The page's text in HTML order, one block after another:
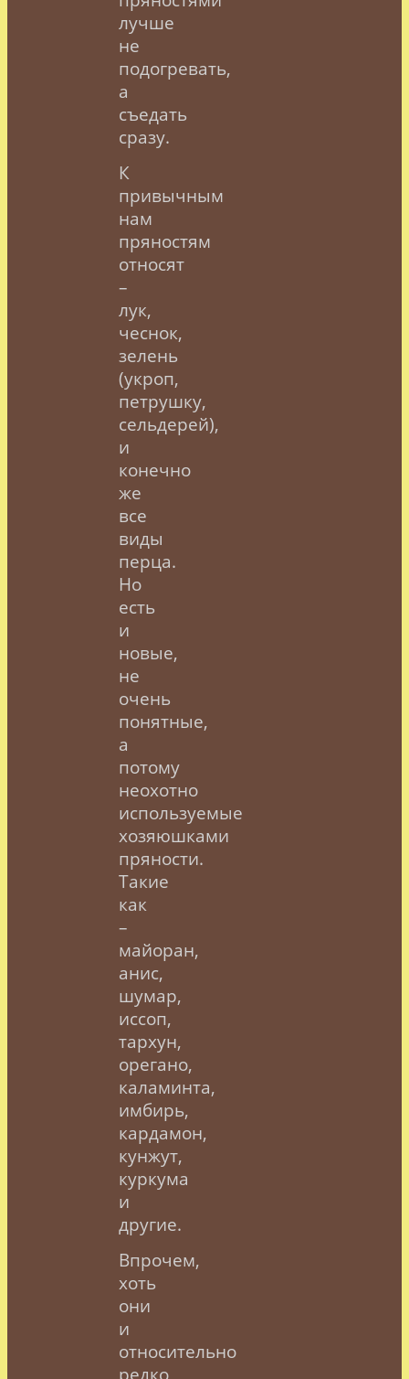
лучше
не
подогревать,
а
съедать
сразу.
К
привычным
нам
пряностям
относят
–
лук,
чеснок,
зелень
(укроп,
петрушку,
сельдерей),
и
конечно
же
все
виды
перца.
Но
есть
и
новые,
не
очень
понятные,
а
потому
неохотно
используемые
хозяюшками
пряности.
Такие
как
–
майоран,
анис,
шумар,
иссоп,
тархун,
орегано,
каламинта,
имбирь,
кардамон,
кунжут,
куркума
и
другие.
Впрочем,
хоть
они
и
относительно
редко